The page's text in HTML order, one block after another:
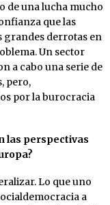
de una lucha mucho
que las
grandes derrotas en
Un sector
a cabo una serie de
pero,
por la burocracia
las perspectivas
Lo que uno
a